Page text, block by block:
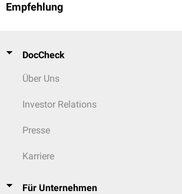
Empfehlung
DocCheck
Über Uns
Investor Relations
Presse
Karriere
Für Unternehmen